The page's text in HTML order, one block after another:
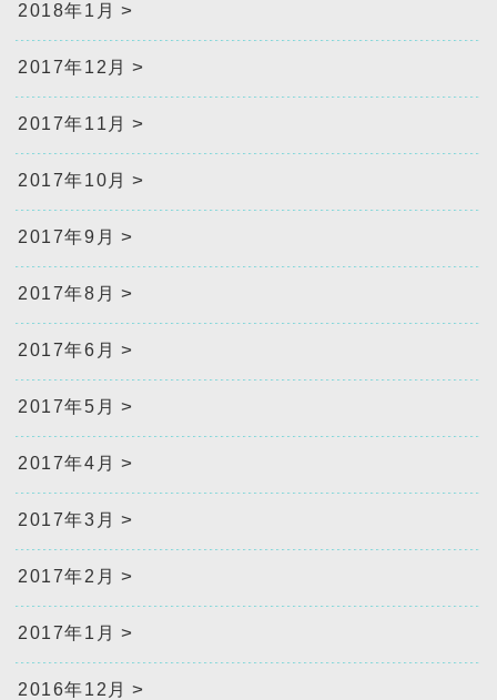
2018年1月
2017年12月
2017年11月
2017年10月
2017年9月
2017年8月
2017年6月
2017年5月
2017年4月
2017年3月
2017年2月
2017年1月
2016年12月